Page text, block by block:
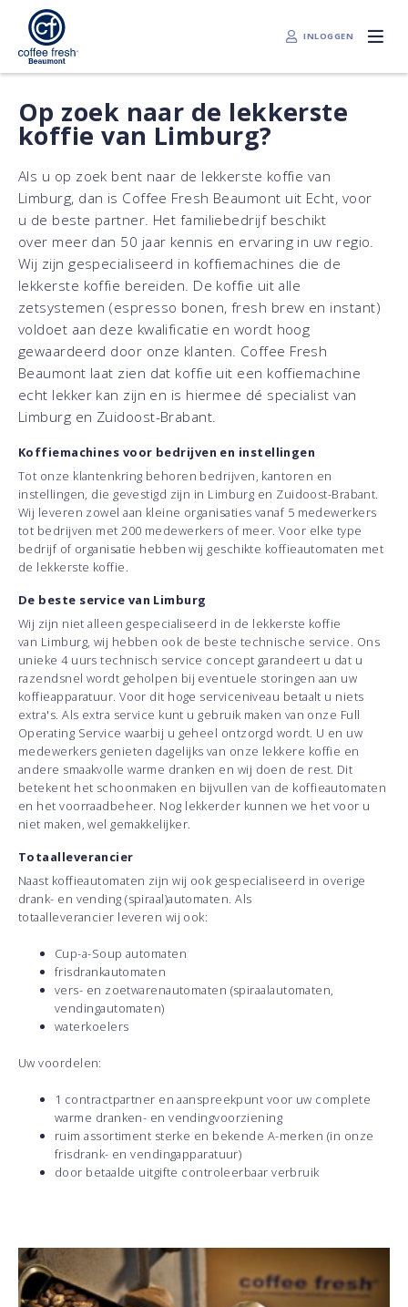
INLOGGEN
Op zoek naar de lekkerste
koffie van Limburg?
Als u op zoek bent naar de lekkerste koffie van
Limburg, dan is Coffee Fresh Beaumont uit Echt, voor
u de beste partner. Het familiebedrijf beschikt
over meer dan 50 jaar kennis en ervaring in uw regio.
Wij zijn gespecialiseerd in koffiemachines die de
lekkerste koffie bereiden. De koffie uit alle
zetsystemen (espresso bonen, fresh brew en instant)
voldoet aan deze kwalificatie en wordt hoog
gewaardeerd door onze klanten. Coffee Fresh
Beaumont laat zien dat koffie uit een koffiemachine
echt lekker kan zijn en is hiermee dé specialist van
Limburg en Zuidoost-Brabant.
Koffiemachines voor bedrijven en instellingen
Tot onze klantenkring behoren bedrijven, kantoren en
instellingen, die gevestigd zijn in Limburg en Zuidoost-Brabant.
Wij leveren zowel aan kleine organisaties vanaf 5 medewerkers
tot bedrijven met 200 medewerkers of meer. Voor elke type
bedrijf of organisatie hebben wij geschikte koffieautomaten met
de lekkerste koffie.
De beste service van Limburg
Wij zijn niet alleen gespecialiseerd in de lekkerste koffie
van Limburg, wij hebben ook de beste technische service. Ons
unieke 4 uurs technisch service concept garandeert u dat u
razendsnel wordt geholpen bij eventuele storingen aan uw
koffieapparatuur. Voor dit hoge serviceniveau betaalt u niets
extra's. Als extra service kunt u gebruik maken van onze Full
Operating Service waarbij u geheel ontzorgd wordt. U en uw
medewerkers genieten dagelijks van onze lekkere koffie en
andere smaakvolle warme dranken en wij doen de rest. Dit
betekent het schoonmaken en bijvullen van de koffieautomaten
en het voorraadbeheer. Nog lekkerder kunnen we het voor u
niet maken, wel gemakkelijker.
Totaalleverancier
Naast koffieautomaten zijn wij ook gespecialiseerd in overige
drank- en vending (spiraal)automaten. Als
totaalleverancier leveren wij ook:
Cup-a-Soup automaten
frisdrankautomaten
vers- en zoetwarenautomaten (spiraalautomaten,
vendingautomaten)
waterkoelers
Uw voordelen:
1 contractpartner en aanspreekpunt voor uw complete
warme dranken- en vendingvoorziening
ruim assortiment sterke en bekende A-merken (in onze
frisdrank- en vendingapparatuur)
door betaalde uitgifte controleerbaar verbruik